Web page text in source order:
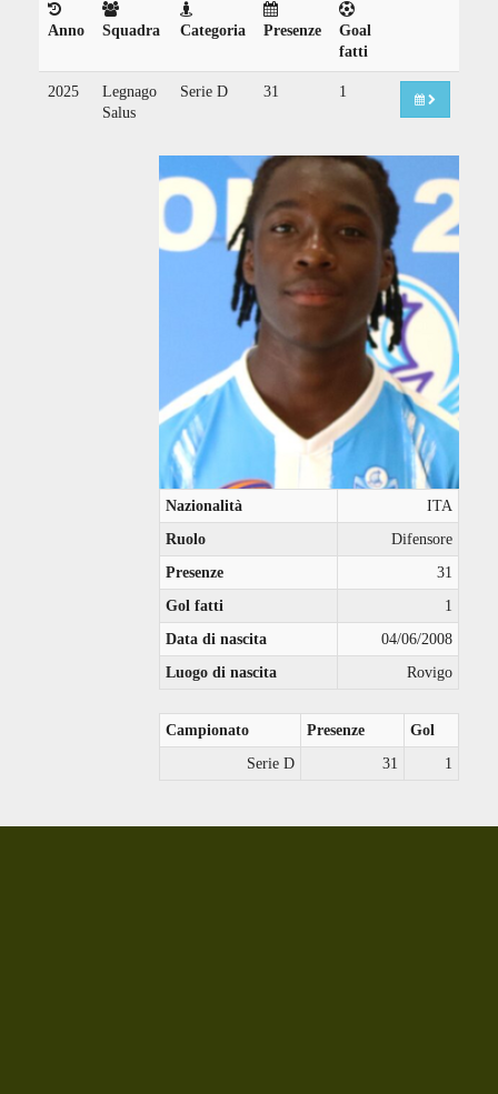
Anno Squadra Categoria Presenze
Goal
fatti
2025
Legnago
Salus
Serie D 31 1
Nazionalità
ITA
Ruolo
Difensore
Presenze
31
Gol fatti
1
Data di nascita
04/06/2008
Luogo di nascita
Rovigo
Campionato Presenze
Gol
Serie D
31 1